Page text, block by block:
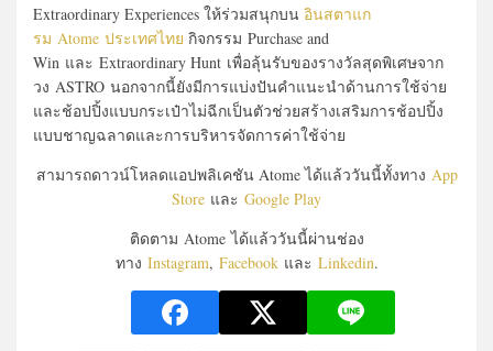
Extraordinary Experiences ให้ร่วมสนุกบน อินสตาแก
รม Atome ประเทศไทย กิจกรรม Purchase and
Win และ Extraordinary Hunt เพื่อลุ้นรับของรางวัลสุดพิเศษจาก
วง ASTRO นอกจากนี้ยังมีการแบ่งปันคำแนะนำด้านการใช้จ่าย
และช้อปปิ้งแบบกระเป๋าไม่ฉีกเป็นตัวช่วยสร้างเสริมการช้อปปิ้ง
แบบชาญฉลาดและการบริหารจัดการค่าใช้จ่าย
สามารถดาวน์โหลดแอปพลิเคชัน Atome ได้แล้ววันนี้ทั้งทาง App
Store และ Google Play
ติดตาม Atome ได้แล้ววันนี้ผ่านช่อง
ทาง Instagram, Facebookและ Linkedin.